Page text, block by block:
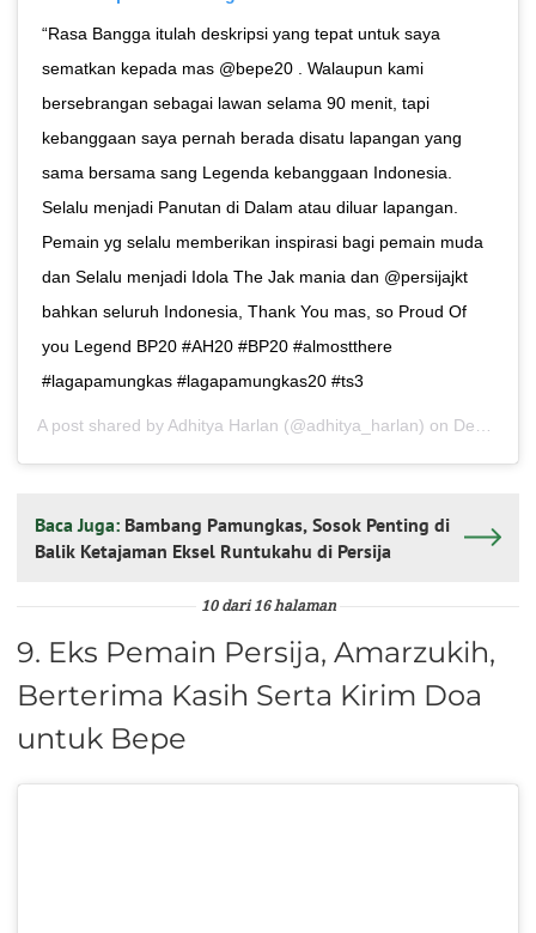
“Rasa Bangga itulah deskripsi yang tepat untuk saya
sematkan kepada mas @bepe20 . Walaupun kami
bersebrangan sebagai lawan selama 90 menit, tapi
kebanggaan saya pernah berada disatu lapangan yang
sama bersama sang Legenda kebanggaan Indonesia.
Selalu menjadi Panutan di Dalam atau diluar lapangan.
Pemain yg selalu memberikan inspirasi bagi pemain muda
dan Selalu menjadi Idola The Jak mania dan @persijajkt
bahkan seluruh Indonesia, Thank You mas, so Proud Of
you Legend BP20 #AH20 #BP20 #almostthere
#lagapamungkas #lagapamungkas20 #ts3
A post shared by Adhitya Harlan (@adhitya_harlan) on Dec 17, 2019 at 2:51am PST
Baca Juga: Bambang Pamungkas, Sosok Penting di
Balik Ketajaman Eksel Runtukahu di Persija
10 dari 16 halaman
9. Eks Pemain Persija, Amarzukih,
Berterima Kasih Serta Kirim Doa
untuk Bepe